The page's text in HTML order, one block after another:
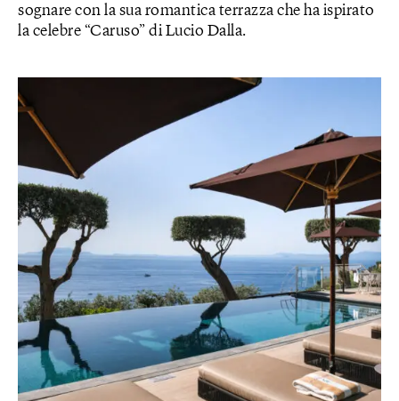
sognare con la sua romantica terrazza che ha ispirato
la celebre “Caruso” di Lucio Dalla.